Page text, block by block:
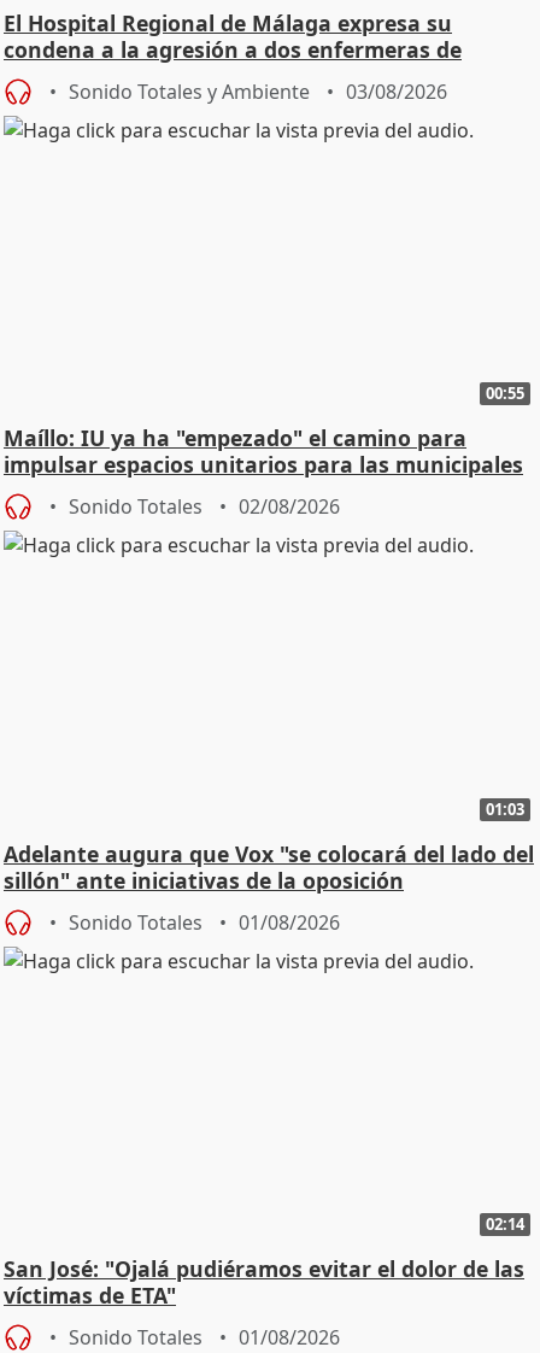
El Hospital Regional de Málaga expresa su
condena a la agresión a dos enfermeras de
Urgencias
Sonido Totales y Ambiente 03/08/2026
00:55
Maíllo: IU ya ha "empezado" el camino para
impulsar espacios unitarios para las municipales
Sonido Totales 02/08/2026
01:03
Adelante augura que Vox "se colocará del lado del
sillón" ante iniciativas de la oposición
Sonido Totales 01/08/2026
02:14
San José: "Ojalá pudiéramos evitar el dolor de las
víctimas de ETA"
Sonido Totales 01/08/2026